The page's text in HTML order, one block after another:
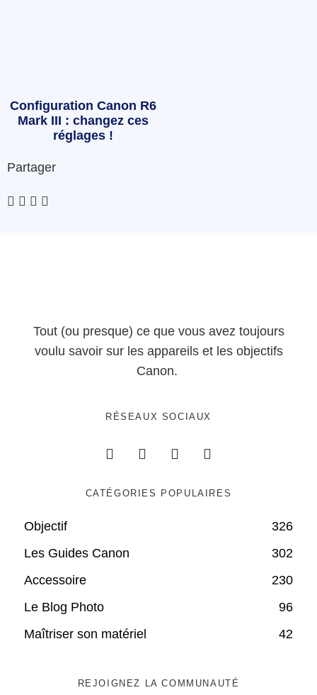
Configuration Canon R6
Mark III : changez ces
réglages !
Partager
Tout (ou presque) ce que vous avez toujours
voulu savoir sur les appareils et les objectifs
Canon.
RÉSEAUX SOCIAUX
CATÉGORIES POPULAIRES
Objectif
326
Les Guides Canon
302
Accessoire
230
Le Blog Photo
96
Maîtriser son matériel
42
REJOIGNEZ LA COMMUNAUTÉ